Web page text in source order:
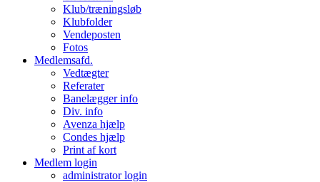
Klub/træningsløb
Klubfolder
Vendeposten
Fotos
Medlemsafd.
Vedtægter
Referater
Banelægger info
Div. info
Avenza hjælp
Condes hjælp
Print af kort
Medlem login
administrator login